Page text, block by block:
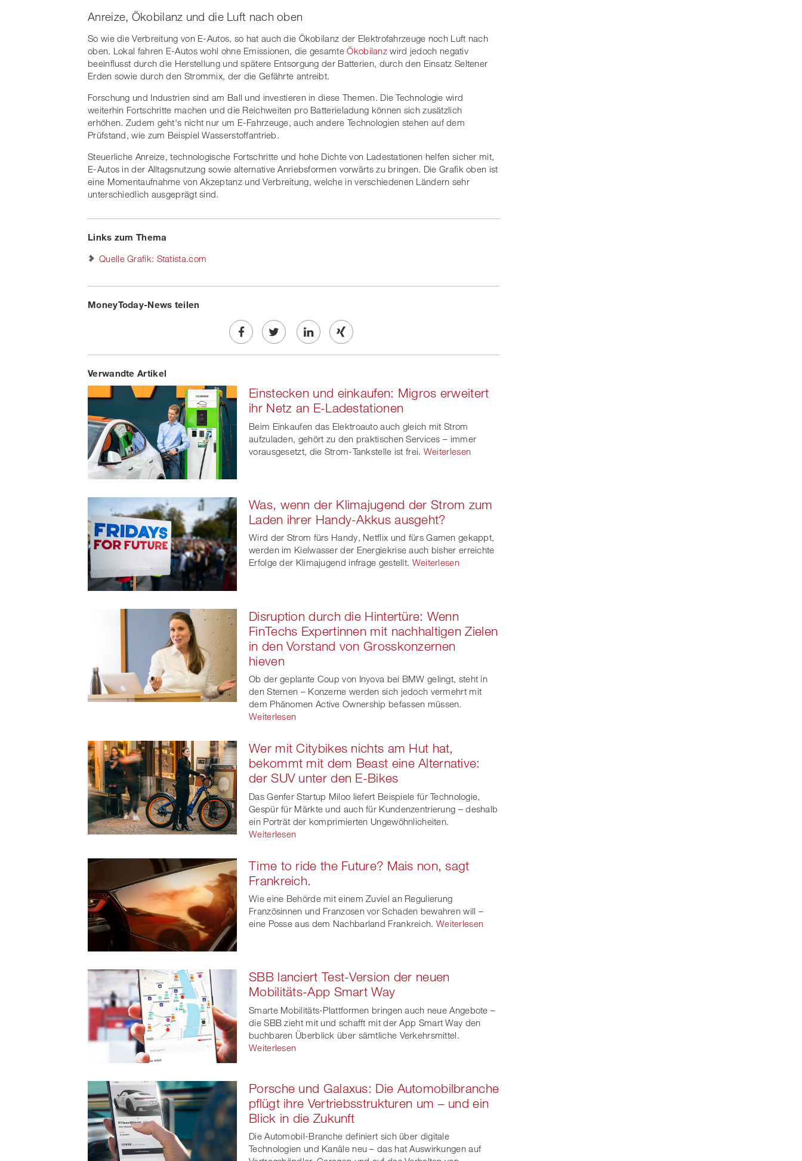
Anreize, Ökobilanz und die Luft nach oben
So wie die Verbreitung von E-Autos, so hat auch die Ökobilanz der Elektrofahrzeuge noch Luft nach
oben. Lokal fahren E-Autos wohl ohne Emissionen, die gesamteÖkobilanz wird jedoch negativ
beeinflusst durch die Herstellung und spätere Entsorgung der Batterien, durch den Einsatz Seltener
Erden sowie durch den Strommix, der die Gefährte antreibt.
Forschung und Industrien sind am Ball und investieren in diese Themen. Die Technologie wird
weiterhin Fortschritte machen und die Reichweiten pro Batterieladung können sich zusätzlich
erhöhen. Zudem geht's nicht nur um E-Fahrzeuge, auch andere Technologien stehen auf dem
Prüfstand, wie zum Beispiel Wasserstoffantrieb.
Steuerliche Anreize, technologische Fortschritte und hohe Dichte von Ladestationen helfen sicher mit,
E-Autos in der Alltagsnutzung sowie alternative Anriebsformen vorwärts zu bringen. Die Grafik oben ist
eine Momentaufnahme von Akzeptanz und Verbreitung, welche in verschiedenen Ländern sehr
unterschiedlich ausgeprägt sind.
Links zum Thema
Quelle Grafik: Statista.com
MoneyToday-News teilen
Share
Facebook
Twe
on
twitt
er
Share
linkedin
Share
Xing
Verwandte Artikel
Einstecken und einkaufen: Migros erweitert
ihr Netz an E-Ladestationen
Beim Einkaufen das Elektroauto auch gleich mit Strom
aufzuladen, gehört zu den praktischen Services – immer
vorausgesetzt, die Strom-Tankstelle ist frei. Weiterlesen
Was, wenn der Klimajugend der Strom zum
Laden ihrer Handy-Akkus ausgeht?
Wird der Strom fürs Handy, Netflix und fürs Gamen gekappt,
werden im Kielwasser der Energiekrise auch bisher erreichte
Erfolge der Klimajugend infrage gestellt. Weiterlesen
Disruption durch die Hintertüre: Wenn
FinTechs Expertinnen mit nachhaltigen Zielen
in den Vorstand von Grosskonzernen
hieven
Ob der geplante Coup von Inyova bei BMW gelingt, steht in
den Sternen – Konzerne werden sich jedoch vermehrt mit
dem Phänomen Active Ownership befassen müssen.
Weiterlesen
Wer mit Citybikes nichts am Hut hat,
bekommt mit dem Beast eine Alternative:
der SUV unter den E-Bikes
Das Genfer Startup Miloo liefert Beispiele für Technologie,
Gespür für Märkte und auch für Kundenzentrierung – deshalb
ein Porträt der komprimierten Ungewöhnlicheiten.
Weiterlesen
Time to ride the Future? Mais non, sagt
Frankreich.
Wie eine Behörde mit einem Zuviel an Regulierung
Französinnen und Franzosen vor Schaden bewahren will –
eine Posse aus dem Nachbarland Frankreich. Weiterlesen
SBB lanciert Test-Version der neuen
Mobilitäts-App Smart Way
Smarte Mobilitäts-Plattformen bringen auch neue Angebote –
die SBB zieht mit und schafft mit der App Smart Way den
buchbaren Überblick über sämtliche Verkehrsmittel.
Weiterlesen
Porsche und Galaxus: Die Automobilbranche
pflügt ihre Vertriebsstrukturen um – und ein
Blick in die Zukunft
Die Automobil-Branche definiert sich über digitale
Technologien und Kanäle neu – das hat Auswirkungen auf